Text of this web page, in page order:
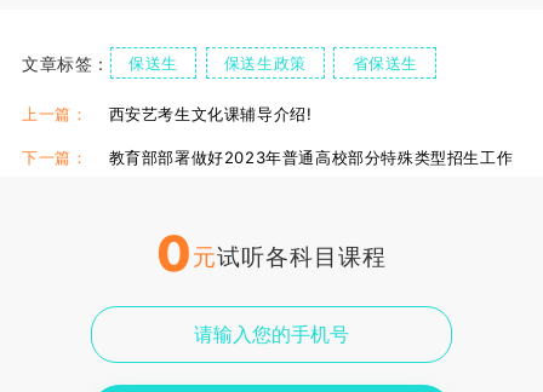
文章标签： 保送生 保送生政策 省保送生
上一篇： 西安艺考生文化课辅导介绍!
下一篇： 教育部部署做好2023年普通高校部分特殊类型招生工作
0元试听各科目课程